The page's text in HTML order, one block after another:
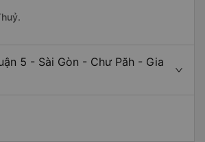
5 - Sài Gòn - Chư Păh - Gia